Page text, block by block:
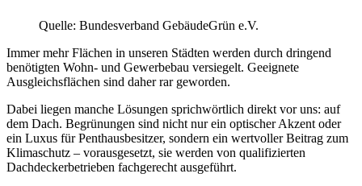
Quelle: Bundesverband GebäudeGrün e.V.
Immer mehr Flächen in unseren Städten werden durch dringend
benötigten Wohn- und Gewerbebau versiegelt. Geeignete
Ausgleichsflächen sind daher rar geworden.
Dabei liegen manche Lösungen sprichwörtlich direkt vor uns: auf
dem Dach. Begrünungen sind nicht nur ein optischer Akzent oder
ein Luxus für Penthausbesitzer, sondern ein wertvoller Beitrag zum
Klimaschutz – vorausgesetzt, sie werden von qualifizierten
Dachdeckerbetrieben fachgerecht ausgeführt.